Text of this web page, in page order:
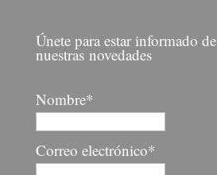
Únete para estar informado de
nuestras novedades
Nombre*
Correo electrónico*